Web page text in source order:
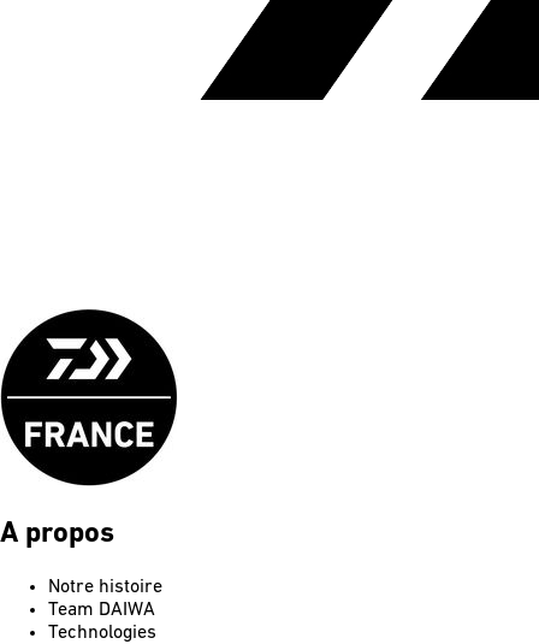
A propos
Notre histoire
Team DAIWA
Technologies